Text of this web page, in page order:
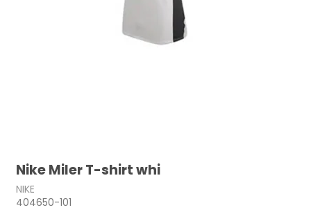
Nike Miler T-shirt whi
NIKE
404650-101